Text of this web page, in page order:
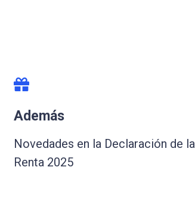
Además
Novedades en la Declaración de la
Renta 2025